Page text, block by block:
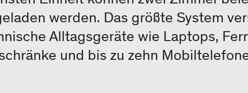
werden. Das größte System
Alltagsgeräte wie Laptops,
und bis zu zehn